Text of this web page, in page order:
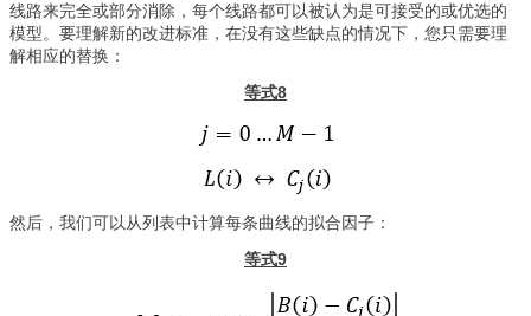
线路来完全或部分消除，每个线路都可以被认为是可接受的或优选的
模型。要理解新的改进标准，在没有这些缺点的情况下，您只需要理
解相应的替换：
等式8
然后，我们可以从列表中计算每条曲线的拟合因子：
等式9